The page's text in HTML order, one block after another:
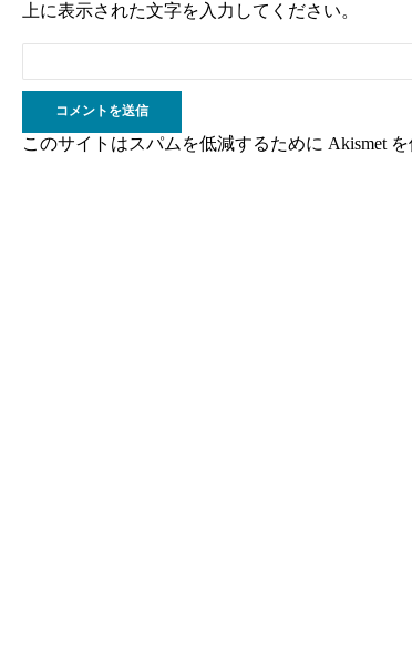
上に表示された文字を入力してください。
このサイトはスパムを低減するために Akismet を